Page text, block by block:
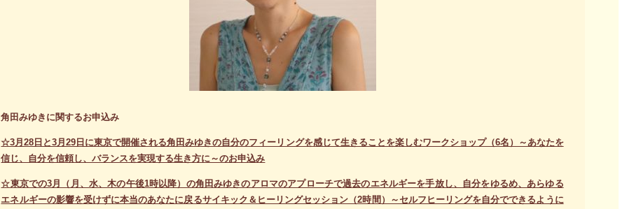
角田みゆきに関するお申込み
☆3月28日と3月29日に東京で開催される角田みゆきの自分のフィーリングを感じて生きることを楽しむワークショップ（6名）～あなたを
信じ、自分を信頼し、バランスを実現する生き方に～のお申込み
☆東京での3月（月、水、木の午後1時以降）の角田みゆきのアロマのアプローチで過去のエネルギーを手放し、自分をゆるめ、あらゆる
エネルギーの影響を受けずに本当のあなたに戻るサイキック＆ヒーリングセッション（2時間）～セルフヒーリングを自分でできるように